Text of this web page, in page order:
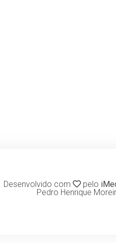
Desenvolvido com pelo
Pedro Henrique